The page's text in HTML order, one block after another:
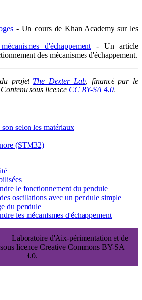
- Un cours de Khan Academy sur les
d'échappement- Un article
des mécanismes d'échappement.
projet The Dexter Lab, financé par le
sous licence CC BY-SA 4.0.
selon les matériaux
(STM32)
le fonctionnement du pendule
oscillations avec un pendule simple
du pendule
les mécanismes d'échappement
Laboratoire d'Aix-périmentation et de
licence Creative Commons BY-SA
4.0.